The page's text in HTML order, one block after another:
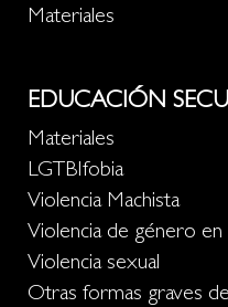
Materiales
EDUCACIÓN
Materiales
LGTBIfobia
Violencia Machista
Violencia de género
Violencia sexual
Otras formas graves